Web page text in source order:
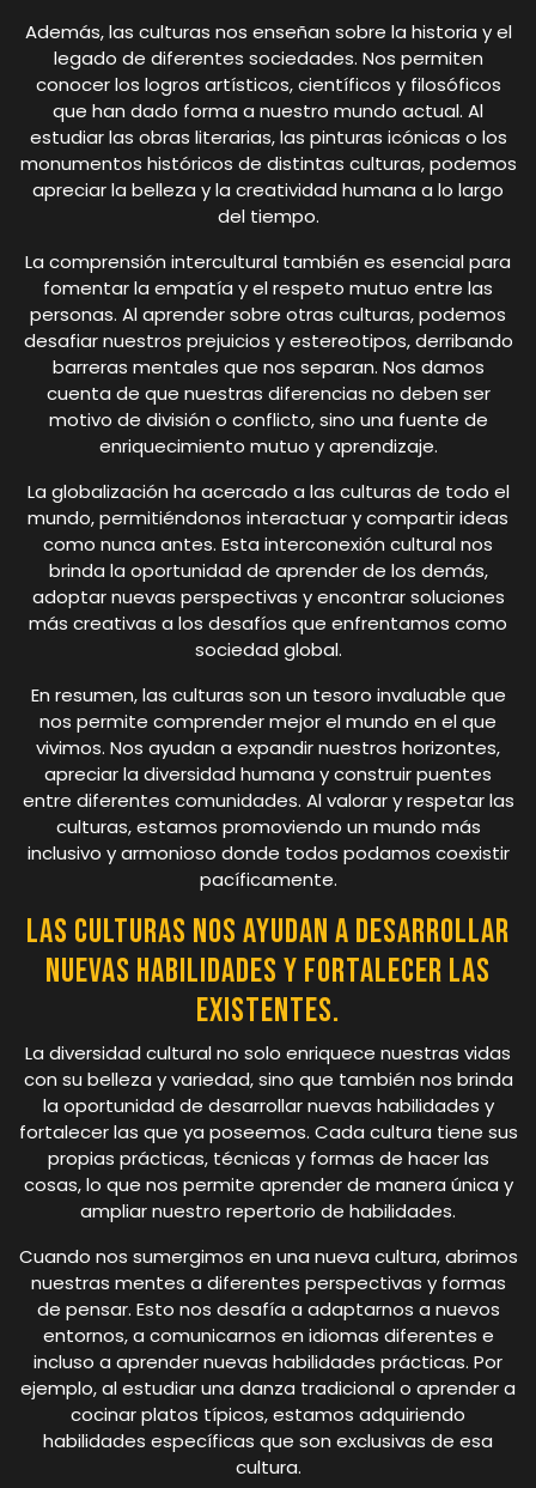
Además, las culturas nos enseñan sobre la historia y el
legado de diferentes sociedades. Nos permiten
conocer los logros artísticos, científicos y filosóficos
que han dado forma a nuestro mundo actual. Al
estudiar las obras literarias, las pinturas icónicas o los
monumentos históricos de distintas culturas, podemos
apreciar la belleza y la creatividad humana a lo largo
del tiempo.
La comprensión intercultural también es esencial para
fomentar la empatía y el respeto mutuo entre las
personas. Al aprender sobre otras culturas, podemos
desafiar nuestros prejuicios y estereotipos, derribando
barreras mentales que nos separan. Nos damos
cuenta de que nuestras diferencias no deben ser
motivo de división o conflicto, sino una fuente de
enriquecimiento mutuo y aprendizaje.
La globalización ha acercado a las culturas de todo el
mundo, permitiéndonos interactuar y compartir ideas
como nunca antes. Esta interconexión cultural nos
brinda la oportunidad de aprender de los demás,
adoptar nuevas perspectivas y encontrar soluciones
más creativas a los desafíos que enfrentamos como
sociedad global.
En resumen, las culturas son un tesoro invaluable que
nos permite comprender mejor el mundo en el que
vivimos. Nos ayudan a expandir nuestros horizontes,
apreciar la diversidad humana y construir puentes
entre diferentes comunidades. Al valorar y respetar las
culturas, estamos promoviendo un mundo más
inclusivo y armonioso donde todos podamos coexistir
pacíficamente.
Las culturas nos ayudan a desarrollar
nuevas habilidades y fortalecer las
existentes.
La diversidad cultural no solo enriquece nuestras vidas
con su belleza y variedad, sino que también nos brinda
la oportunidad de desarrollar nuevas habilidades y
fortalecer las que ya poseemos. Cada cultura tiene sus
propias prácticas, técnicas y formas de hacer las
cosas, lo que nos permite aprender de manera única y
ampliar nuestro repertorio de habilidades.
Cuando nos sumergimos en una nueva cultura, abrimos
nuestras mentes a diferentes perspectivas y formas
de pensar. Esto nos desafía a adaptarnos a nuevos
entornos, a comunicarnos en idiomas diferentes e
incluso a aprender nuevas habilidades prácticas. Por
ejemplo, al estudiar una danza tradicional o aprender a
cocinar platos típicos, estamos adquiriendo
habilidades específicas que son exclusivas de esa
cultura.